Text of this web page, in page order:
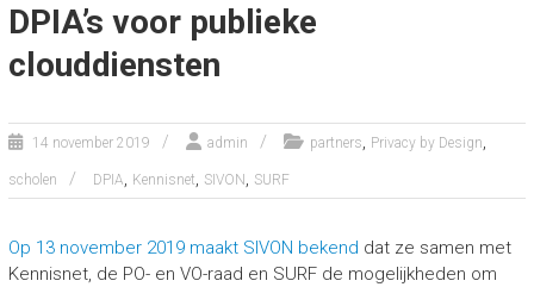
DPIA’s voor publieke
clouddiensten
14 november 2019 admin partners, Privacy by Design,
scholen DPIA, Kennisnet, SIVON, SURF
Op 13 november 2019 maakt SIVON bekend dat ze samen met
Kennisnet, de PO- en VO-raad en SURF de mogelijkheden om